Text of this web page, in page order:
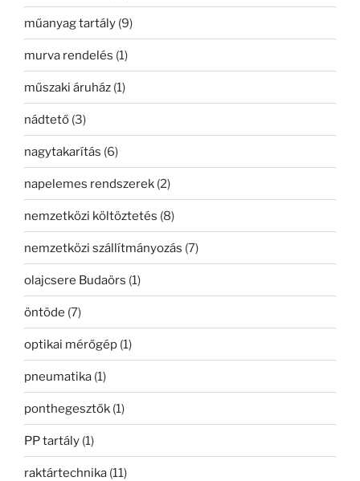
műanyag tartály (9)
murva rendelés (1)
műszaki áruház (1)
nádtető (3)
nagytakarítás (6)
napelemes rendszerek (2)
nemzetközi költöztetés (8)
nemzetközi szállítmányozás (7)
olajcsere Budaörs (1)
öntöde (7)
optikai mérőgép (1)
pneumatika (1)
ponthegesztők (1)
PP tartály (1)
raktártechnika (11)